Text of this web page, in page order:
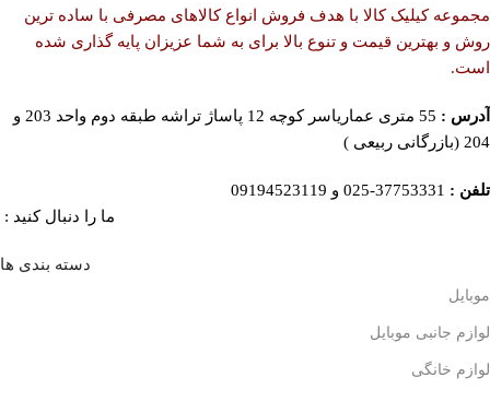
مجموعه کیلیک کالا با هدف فروش انواع کالاهای مصرفی با ساده ترین
روش و بهترین قیمت و تنوع بالا برای به شما عزیزان پایه گذاری شده
است.
آدرس :
55 متری عماریاسر کوچه 12 پاساژ تراشه طبقه دوم واحد 203 و
204 (بازرگانی ربیعی )
تلفن : 37753331-025 و 09194523119
ما را دنبال کنید :
دسته بندی ها
موبایل
لوازم جانبی موبایل
لوازم خانگی